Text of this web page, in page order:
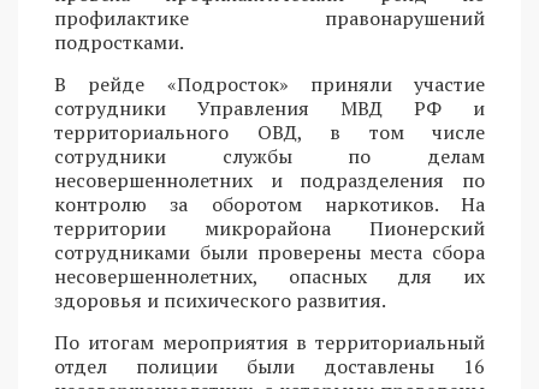
профилактике правонарушений
подростками.
В рейде «Подросток» приняли участие
сотрудники Управления МВД РФ и
территориального ОВД, в том числе
сотрудники службы по делам
несовершеннолетних и подразделения по
контролю за оборотом наркотиков. На
территории микрорайона Пионерский
сотрудниками были проверены места сбора
несовершеннолетних, опасных для их
здоровья и психического развития.
По итогам мероприятия в территориальный
отдел полиции были доставлены 16